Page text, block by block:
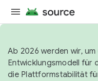
Ab 2026 werden wir,
Entwicklungsmodell für
die Plattformstabilität